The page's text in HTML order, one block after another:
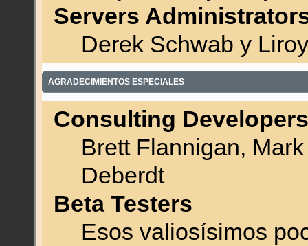
Servers
Derek Schwab y
AGRADECIMIENTOS ESPECIALES
Consulting Developers
Brett Flannigan,
Deberdt
Beta Testers
Esos valiosísimos